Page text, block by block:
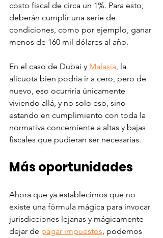
costo fiscal de circa un 1%. Para esto,
deberán cumplir una serie de
condiciones, como por ejemplo, ganar
menos de 160 mil dólares al año.
En el caso de Dubai y Malasia, la
alícuota bien podría ir a cero, pero de
nuevo, eso ocurriría únicamente
viviendo allá, y no solo eso, sino
estando en cumplimiento con toda la
normativa concerniente a altas y bajas
fiscales que pudieran ser necesarias.
Más oportunidades
Ahora que ya establecimos que no
existe una fórmula mágica para invocar
jurisdicciones lejanas y mágicamente
dejar de pagar impuestos, podemos